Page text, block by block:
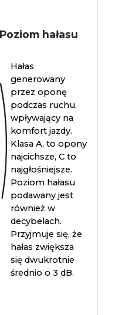
hałasu
Hałas
generowany
przez oponę
podczas ruchu,
wpływający na
komfort jazdy.
Klasa A, to opony
najcichsze, C to
najgłośniejsze.
Poziom hałasu
podawany jest
również w
decybelach.
Przyjmuje się, że
hałas zwiększa
się dwukrotnie
średnio o 3 dB.